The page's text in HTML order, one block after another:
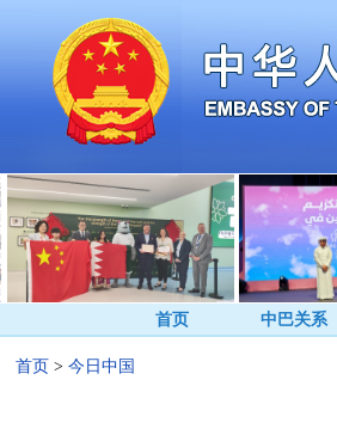
首页 中巴关系
首页 > 今日中国